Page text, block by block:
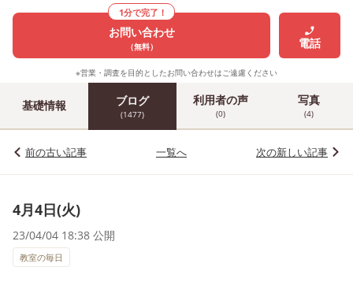
1分で完了！
お問い合わせ
（無料） 電話
※営業・調査を目的としたお問い合わせはご遠慮ください
基礎情報 ブログ
(1477)
利用者の声
(0)
写真
(4)
前の古い記事 一覧へ 次の新しい記事
4月4日(火)
23/04/04 18:38 公開
教室の毎日